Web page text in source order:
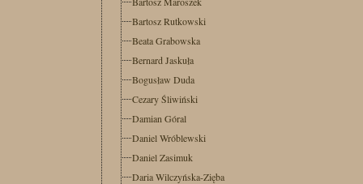
Bartosz Rutkowski
Beata Grabowska
Bernard Jaskuła
Bogusław Duda
Cezary Śliwiński
Damian Góral
Daniel Wróblewski
Daniel Zasimuk
Daria Wilczyńska-Zięba